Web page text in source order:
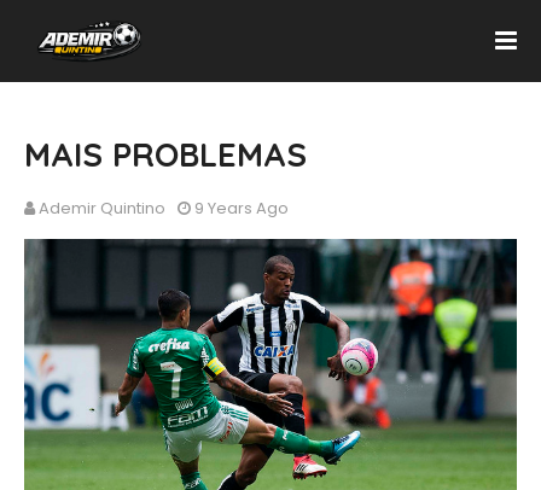
MAIS PROBLEMAS
Ademir Quintino 9 Years Ago